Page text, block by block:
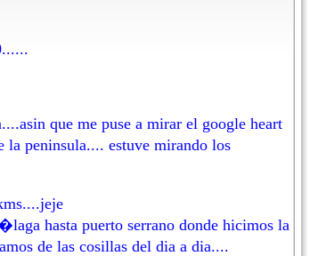
que me puse a mirar el google heart
peninsula.... estuve mirando los
hasta puerto serrano donde hicimos la
de las cosillas del dia a dia....